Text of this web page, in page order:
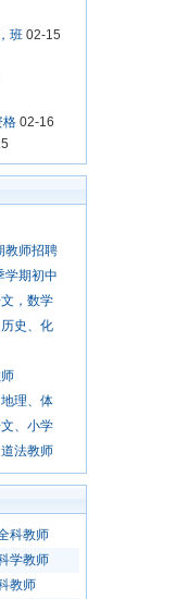
班 02-15
格 02-16
教师招聘
学期初中
，数学
史、化
理、体
、小学
法教师
科教师
学教师
教师